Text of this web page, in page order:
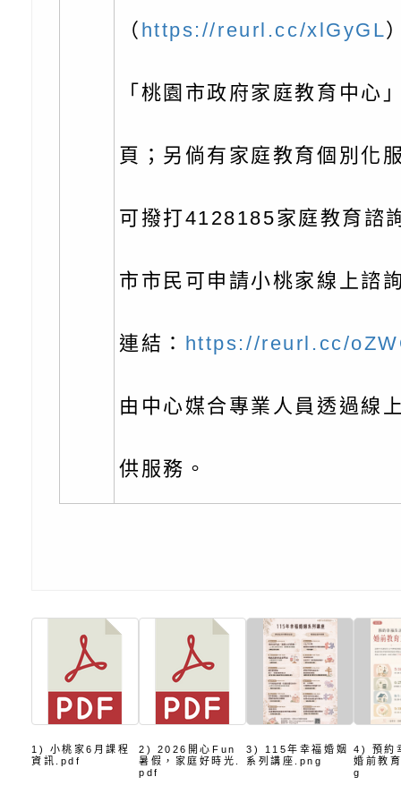
角色驅動的聲音與故
月份公共服務政策溝
台北松山文創園區5
「櫻桃小丸子原作
檢送桃園市政府LED
「115學年度身心障
知能研習」
檢送桃園市政府LED
字稿
函轉國立臺灣師範大
「115學年度身心障
有關桃園市八德區大
樂會-憶起玩樂」
「小桃家5月課程資
子的人際必修課」、
檢送「小桃家幸福+
實體座談會」海報
函轉臺北市勞動力重
摩據點視覺設計競賽
字稿
函轉教育部訂於115
林區士商路189號）
理「115年度515國
導及系列座談活動」
章
安全宣導
檢送本府新聞處115
安全宣導
有關衛生福利部辦理
逆境少年家庭支持服
員專業輔導及效能精
轉知社團法人中華民
礙聯盟辦理「2026
台灣遊戲治療學會將
（ https://reurl.cc/xlGyGL
「桃園市政府家庭教育中心
頁；另倘有家庭教育個別化
可撥打4128185家庭教育諮
市市民可申請小桃家線上諮
連結： https://reurl.cc/
由中心媒合專業人員透過線
供服務。
1) 小桃家6月課程
資訊.pdf
2) 2026開心Fun
暑假，家庭好時光.
pdf
3) 115年幸福婚姻
系列講座.png
4) 預約
婚前教
g